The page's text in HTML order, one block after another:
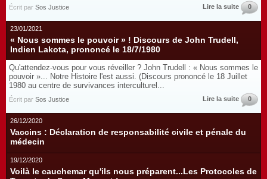
Écrit par Sos Justice Lire la suite 0
23/01/2021
« Nous sommes le pouvoir » ! Discours de John Trudell,
Indien Lakota, prononcé le 18/7/1980
Qu'attendez-vous pour vous réveiller ? John Trudell : « Nous sommes le
pouvoir »... Notre Histoire l'est aussi. (Discours prononcé le 18 Juillet
1980 au centre de survivances interculturel...
Écrit par Sos Justice Lire la suite 0
26/12/2020
Vaccins : Déclaration de responsabilité civile et pénale du
médecin
19/12/2020
Voilà le cauchemar qu'ils nous préparent...Les Protocoles de